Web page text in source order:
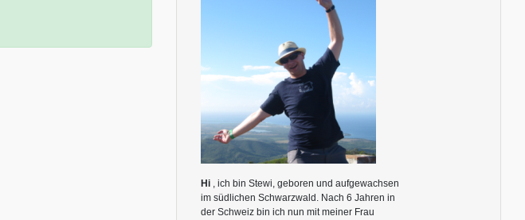
Hi , ich bin Stewi, geboren und aufgewachsen
im südlichen Schwarzwald. Nach 6 Jahren in
der Schweiz bin ich nun mit meiner Frau